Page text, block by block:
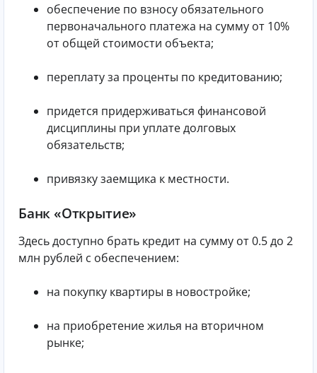
обеспечение по взносу обязательного
первоначального платежа на сумму от 10%
от общей стоимости объекта;
переплату за проценты по кредитованию;
придется придерживаться финансовой
дисциплины при уплате долговых
обязательств;
привязку заемщика к местности.
Банк «Открытие»
Здесь доступно брать кредит на сумму от 0.5 до 2
млн рублей с обеспечением:
на покупку квартиры в новостройке;
на приобретение жилья на вторичном
рынке;